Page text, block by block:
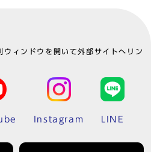
ィンドウを開いて外部サイトへリン
Instagram LINE